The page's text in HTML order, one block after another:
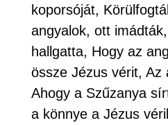
koporsóját,
angyalok, ott
hallgatta, Hogy az
össze Jézus vérit, Az
Ahogy a Szűzanya
a könnye a Jézus